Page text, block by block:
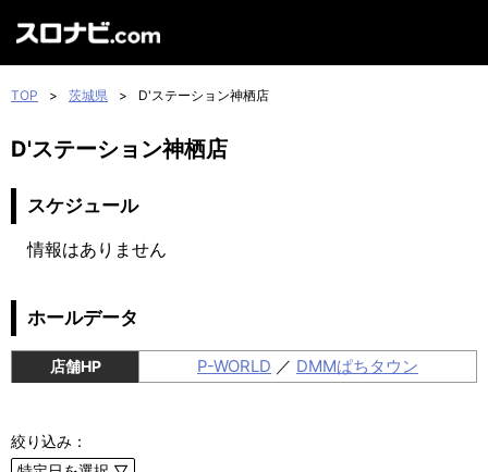
TOP > 茨城県 > D'ステーション神栖店
D'ステーション神栖店
スケジュール
情報はありません
ホールデータ
店舗HP P-WORLD ／ DMMぱちタウン
絞り込み：